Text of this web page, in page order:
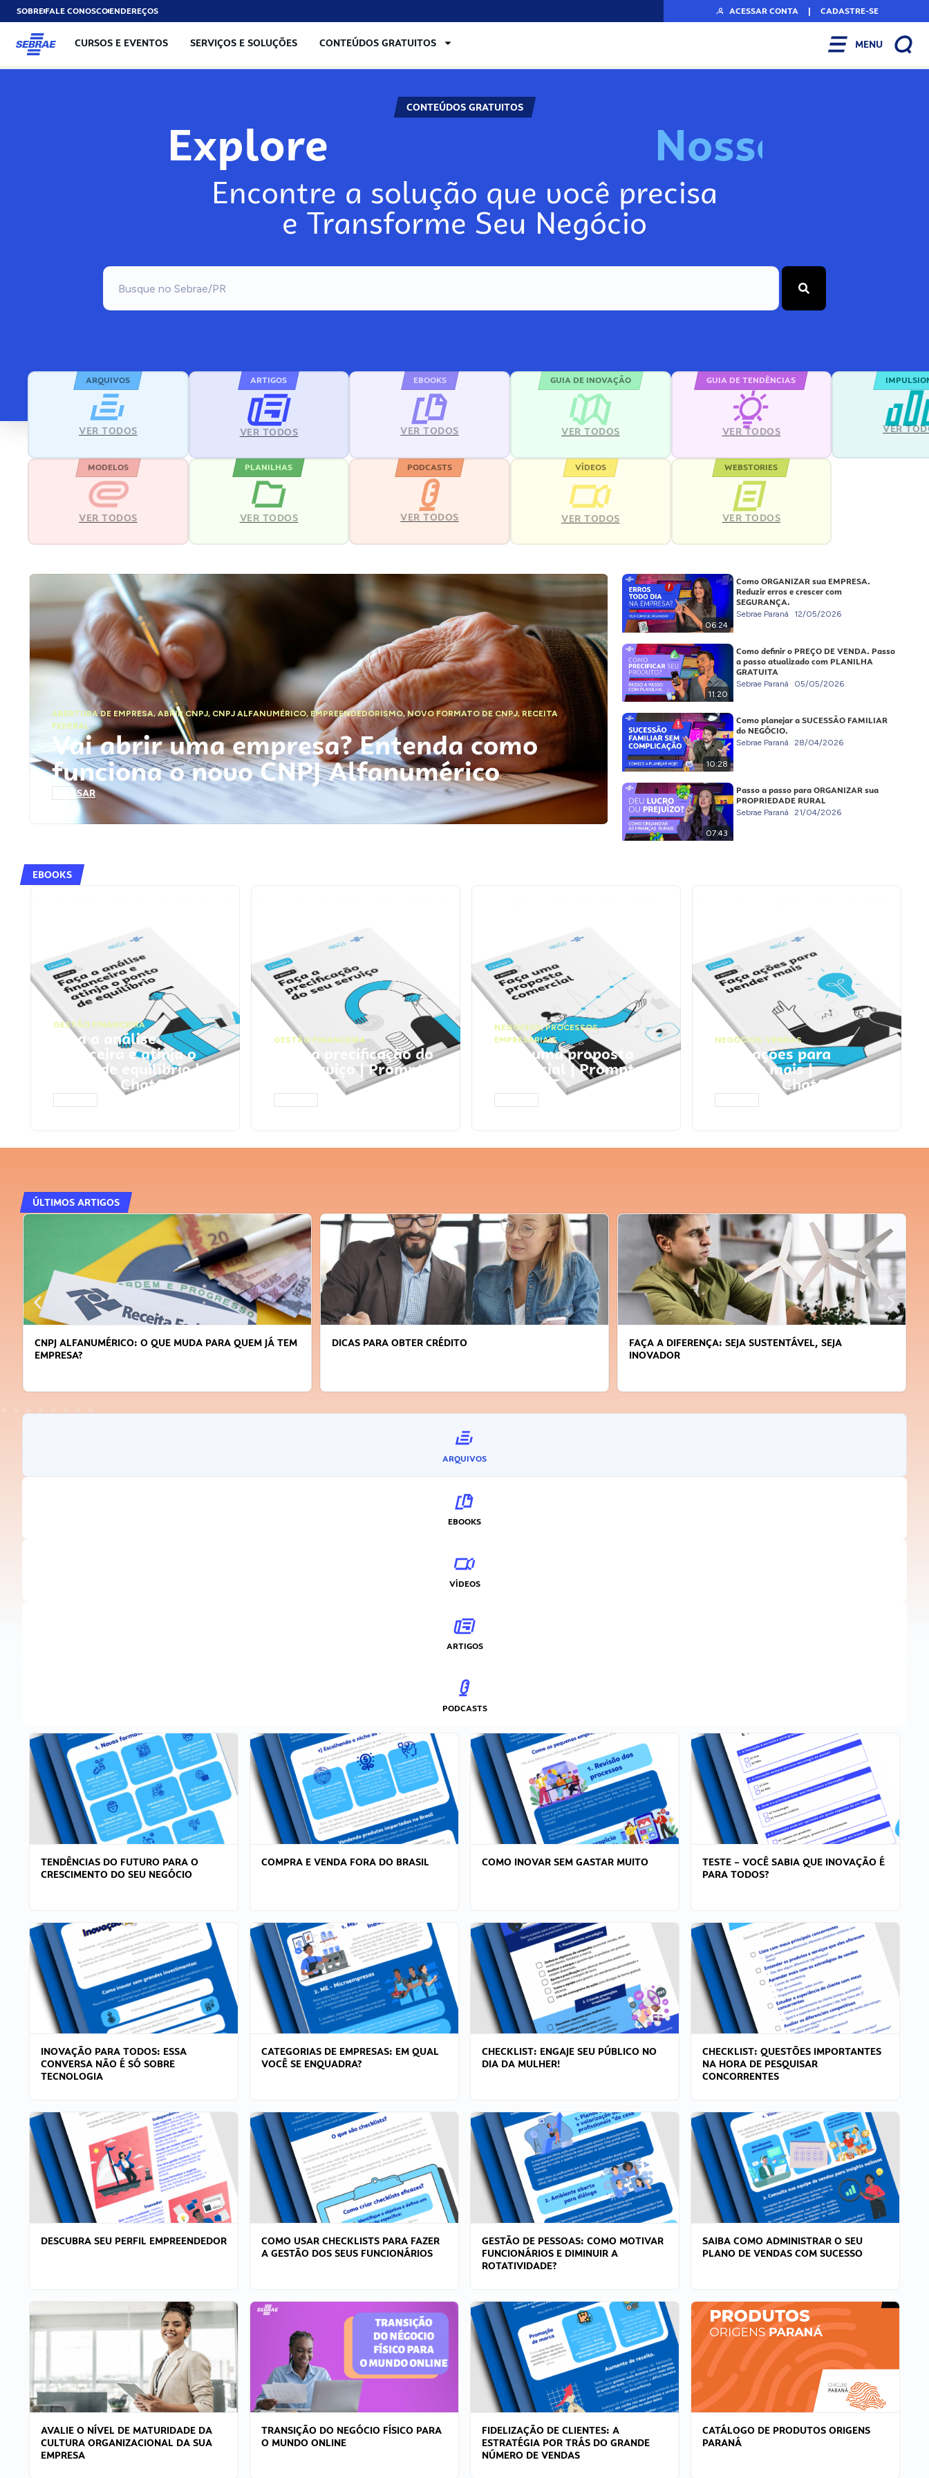
SOBREFALE CONOSCOENDEREÇOS ACESSAR CONTA | CADASTRE-SE
CURSOS E EVENTOS SERVIÇOS E SOLUÇÕES CONTEÚDOS GRATUITOS MENU
CONTEÚDOS GRATUITOS
Explore Nosso
Encontre a solução que você precisa
e Transforme Seu Negócio
ARQUIVOS
VER TODOS
ARTIGOS
VER TODOS
EBOOKS
VER TODOS
GUIA DE INOVAÇÃO
VER TODOS
GUIA DE TENDÊNCIAS
VER TODOS VER
MODELOS
VER TODOS
PLANILHAS
VER TODOS
PODCASTS
VER TODOS
VÍDEOS
VER TODOS
WEBSTORIES
VER TODOS
ABERTURA DE EMPRESA,ABRIR CNPJ, CNPJ ALFANUMÉRICO, EMPREENDEDORISMO,NOVO FORMATO DE CNPJ,RECEITA
FEDERAL
Vai abrir uma empresa? Entenda como
funciona o novo CNPJ Alfanumérico
ACESSAR
06:24
Como ORGANIZAR sua EMPRESA.
Reduzir erros e crescer com
SEGURANÇA.
Sebrae Paraná 12/05/2026
11:20
Como definir o PREÇO DE VENDA. Passo
a passo atualizado com PLANILHA
GRATUITA
Sebrae Paraná 05/05/2026
10:28
Como planejar a SUCESSÃO FAMILIAR
do NEGÓCIO.
Sebrae Paraná 28/04/2026
07:43
Passo a passo para ORGANIZAR sua
PROPRIEDADE RURAL
Sebrae Paraná 21/04/2026
EBOOKS
GESTÃO FINANCEIRA
Faça a análise
financeira e atinja o
ponto de equilíbrio |
Prompts ChatGPT
GESTÃO FINANCEIRA
Faça a precificação do
seu serviço | Prompts
ChatGPT
NEGÓCIOS,PROCESSOS
EMPRESARIAIS
Faça uma proposta
comercial | Prompts
ChatGPT
NEGÓCIOS, VENDAS
Faça ações para
vender mais |
Prompts ChatGPT
ÚLTIMOS ARTIGOS
CNPJ ALFANUMÉRICO: O QUE MUDA PARA QUEM JÁ TEM
EMPRESA?
DICAS PARA OBTER CRÉDITO
FAÇA A DIFERENÇA: SEJA SUSTENTÁVEL, SEJA
INOVADOR
ARQUIVOS
EBOOKS
VÍDEOS
ARTIGOS
PODCASTS
TENDÊNCIAS DO FUTURO PARA O
CRESCIMENTO DO SEU NEGÓCIO
COMPRA E VENDA FORA DO BRASIL COMO INOVAR SEM GASTAR MUITO
TESTE – VOCÊ SABIA QUE INOVAÇÃO É
PARA TODOS?
INOVAÇÃO PARA TODOS: ESSA
CONVERSA NÃO É SÓ SOBRE
TECNOLOGIA
CATEGORIAS DE EMPRESAS: EM QUAL
VOCÊ SE ENQUADRA?
CHECKLIST: ENGAJE SEU PÚBLICO NO
DIA DA MULHER!
CHECKLIST: QUESTÕES IMPORTANTES
NA HORA DE PESQUISAR
CONCORRENTES
DESCUBRA SEU PERFIL EMPREENDEDOR
COMO USAR CHECKLISTS PARA FAZER
A GESTÃO DOS SEUS FUNCIONÁRIOS
GESTÃO DE PESSOAS: COMO MOTIVAR
FUNCIONÁRIOS E DIMINUIR A
ROTATIVIDADE?
SAIBA COMO ADMINISTRAR O SEU
PLANO DE VENDAS COM SUCESSO
AVALIE O NÍVEL DE MATURIDADE DA
CULTURA ORGANIZACIONAL DA SUA
EMPRESA
TRANSIÇÃO DO NEGÓCIO FÍSICO PARA
O MUNDO ONLINE
FIDELIZAÇÃO DE CLIENTES: A
ESTRATÉGIA POR TRÁS DO GRANDE
NÚMERO DE VENDAS
CATÁLOGO DE PRODUTOS ORIGENS
PARANÁ